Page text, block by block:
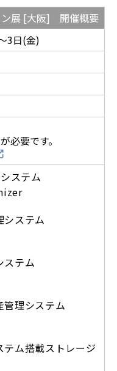
ン展 [大阪] 開催概要
3日(金)
必要です。
ステム
システム
ステム
管理システム
ム搭載ストレージ